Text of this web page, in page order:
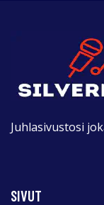
Juhlasivustosi
SIVUT